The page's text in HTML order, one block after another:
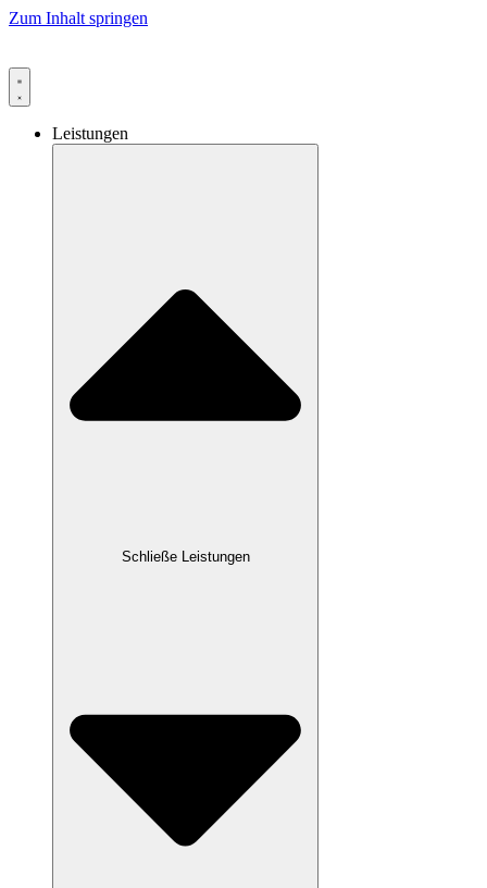
Zum Inhalt springen
Leistungen
Schließe Leistungen